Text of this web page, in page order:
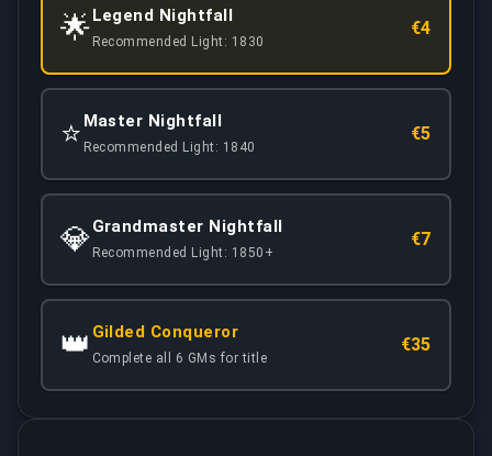
🌟Legend Nightfall
Recommended Light: 1830
€4
⭐ Master Nightfall
Recommended Light: 1840
€5
💎Grandmaster Nightfall
Recommended Light: 1850+
€7
👑 Gilded Conqueror
Complete all 6 GMs for title
€35